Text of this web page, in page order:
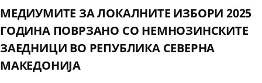
МЕДИУМИТЕ ЗА ЛОКАЛНИТЕ ИЗБОРИ 2025
ГОДИНА ПОВРЗАНО СО НЕМНОЗИНСКИТЕ
ЗАЕДНИЦИ ВО РЕПУБЛИКА СЕВЕРНА
МАКЕДОНИЈА